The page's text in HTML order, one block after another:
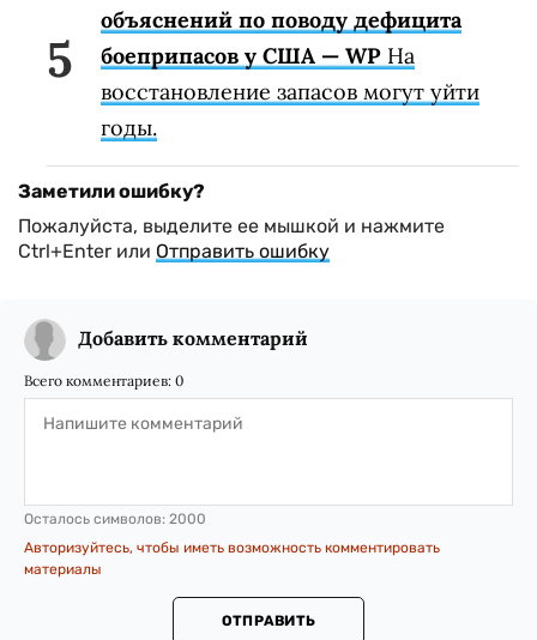
объяснений по поводу дефицита
боеприпасов у США — WP На
восстановление запасов могут уйти
годы.
Заметили ошибку?
Пожалуйста, выделите ее мышкой и нажмите
Ctrl+Enter или Отправить ошибку
Добавить комментарий
Всего комментариев: 0
Осталось символов: 2000
Авторизуйтесь, чтобы иметь возможность комментировать
материалы
ОТПРАВИТЬ